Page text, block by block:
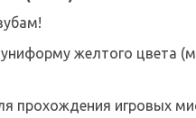
желтого цвета
прохождения игровых